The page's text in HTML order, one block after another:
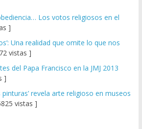
Los votos religiosos en el
]
Una realidad que omite lo que nos
vistas ]
del Papa Francisco en la JMJ 2013
]
pinturas’ revela arte religioso en museos
vistas ]